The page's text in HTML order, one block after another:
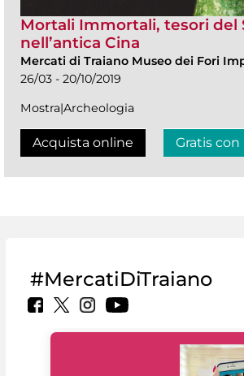
Mortali Immortali, tesori del
nell’antica Cina
Mercati di Traiano Museo dei Fori
26/03 - 20/10/2019
Mostra|Archeologia
Acquista online Gratis con
#MercatiDiTraiano